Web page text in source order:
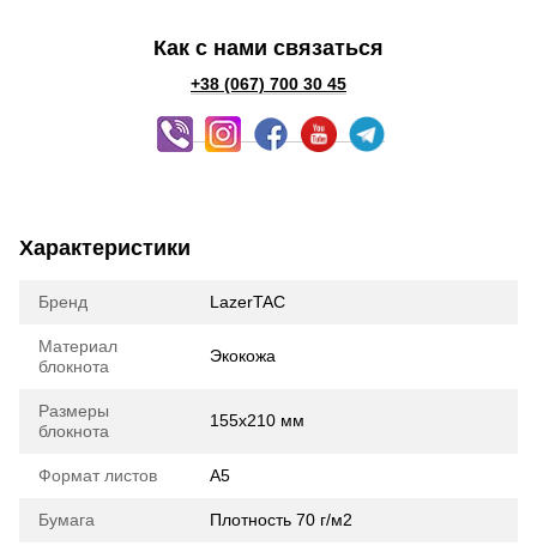
Как с нами связаться
+38 (067) 700 30 45
Характеристики
Бренд LazerTAC
Материал
блокнота
Экокожа
Размеры
блокнота
155х210 мм
Формат листов А5
Бумага Плотность 70 г/м2